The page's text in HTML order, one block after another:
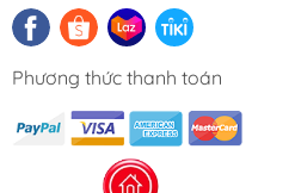
và đánh dấu vị trí đặt
CHÍNH SÁCH
Phương thức thanh toán